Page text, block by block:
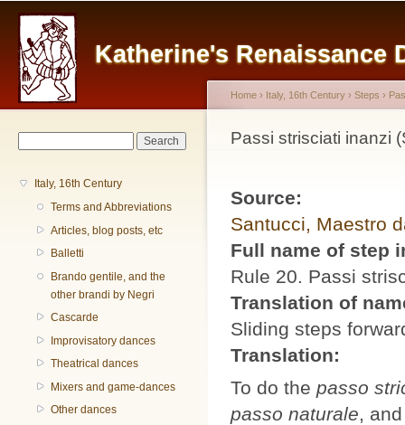
Katherine's Renaissance
Main menu
Italy, 16th Century
Terms and Abbreviations
Articles, blog posts, etc
Balletti
Brando gentile, and the
other brandi by Negri
Cascarde
Improvisatory dances
Theatrical dances
Mixers and game-dances
Other dances
You are here
Home › Italy, 16th Century › Steps ›
Passi strisciati inanzi
Source:
Santucci, Maestro
Full name of step
Rule 20. Passi
Translation of
Sliding steps
Translation:
To do the passo
passo naturale,